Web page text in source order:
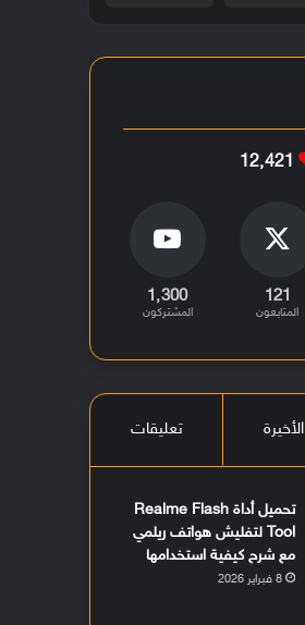
12٬421
121
المتابعون
1٬300
المشتركون
الأخيرة تعليقات
تحميل أداة Realme Flash
Tool لتفليش هواتف ريلمي
مع شرح كيفية استخدامها
8 فبراير 2026